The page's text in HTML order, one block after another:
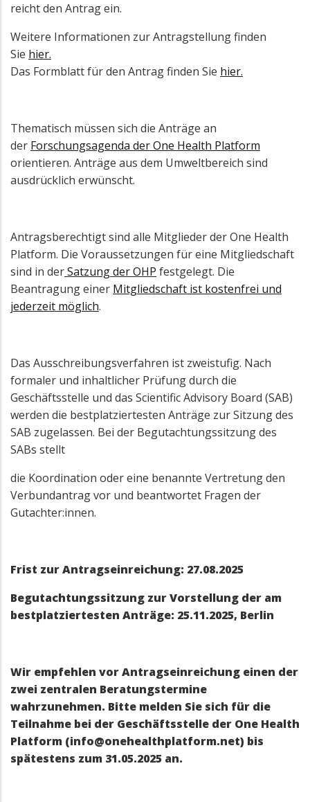
reicht den Antrag ein.
Weitere Informationen zur Antragstellung finden
Sie hier.
Das Formblatt für den Antrag finden Sie hier.
Thematisch müssen sich die Anträge an
der Forschungsagenda der One Health Platform
orientieren. Anträge aus dem Umweltbereich sind
ausdrücklich erwünscht.
Antragsberechtigt sind alle Mitglieder der One Health
Platform. Die Voraussetzungen für eine Mitgliedschaft
sind in derSatzung der OHP festgelegt. Die
Beantragung einer Mitgliedschaft ist kostenfrei und
jederzeit möglich.
Das Ausschreibungsverfahren ist zweistufig. Nach
formaler und inhaltlicher Prüfung durch die
Geschäftsstelle und das Scientific Advisory Board (SAB)
werden die bestplatziertesten Anträge zur Sitzung des
SAB zugelassen. Bei der Begutachtungssitzung des
SABs stellt
die Koordination oder eine benannte Vertretung den
Verbundantrag vor und beantwortet Fragen der
Gutachter:innen.
Frist zur Antragseinreichung: 27.08.2025
Begutachtungssitzung zur Vorstellung der am
bestplatziertesten Anträge: 25.11.2025, Berlin
Wir empfehlen vor Antragseinreichung einen der
zwei zentralen Beratungstermine
wahrzunehmen. Bitte melden Sie sich für die
Teilnahme bei der Geschäftsstelle der One Health
Platform (info@onehealthplatform.net) bis
spätestens zum 31.05.2025 an.